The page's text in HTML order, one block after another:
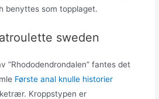
benyttes som topplaget.
sweden
”Rhododendrondalen” fantes det
Første anal knulle historier
Kroppstypen er